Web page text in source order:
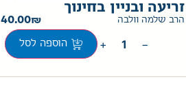
זריעה ובניין בחינוך
הרב שלמה וולבה 40.00
−
+ הוספה לסל